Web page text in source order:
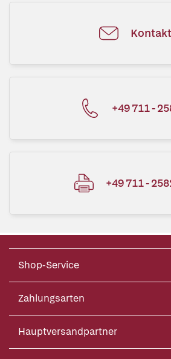
Kontakt
+49 711 -
+49 711 -
Shop-Service
Zahlungsarten
Hauptversandpartner